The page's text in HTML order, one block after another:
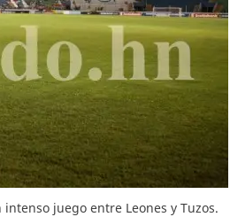
juego entre Leones y Tuzos.